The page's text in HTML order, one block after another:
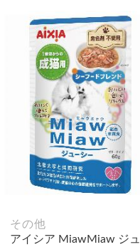
その他
アイシア MiawMiaw ジュ